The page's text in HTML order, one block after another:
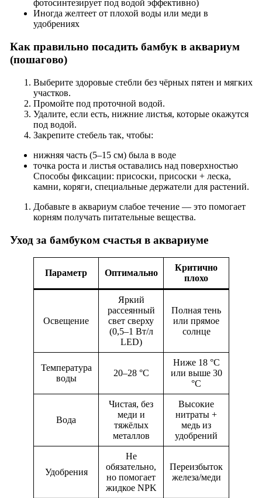
фотосинтезирует под водой эффективно)
Иногда желтеет от плохой воды или меди в
удобрениях
Как правильно посадить бамбук в аквариум
(пошагово)
Выберите здоровые стебли без чёрных пятен и мягких
участков.
Промойте под проточной водой.
Удалите, если есть, нижние листья, которые окажутся
под водой.
Закрепите стебель так, чтобы:
нижняя часть (5–15 см) была в воде
точка роста и листья оставались над поверхностью
Способы фиксации: присоски, присоски + леска,
камни, коряги, специальные держатели для растений.
Добавьте в аквариум слабое течение — это помогает
корням получать питательные вещества.
Уход за бамбуком счастья в аквариуме
Параметр Оптимально
Критично
плохо
Освещение
Яркий
рассеянный
свет сверху
(0,5–1 Вт/л
LED)
Полная тень
или прямое
солнце
Температура
воды
20–28 °C
Ниже 18 °C
или выше 30
°C
Вода
Чистая, без
меди и
тяжёлых
металлов
Высокие
нитраты +
медь из
удобрений
Удобрения
Не
обязательно,
но помогает
жидкое NPK
Переизбыток
железа/меди